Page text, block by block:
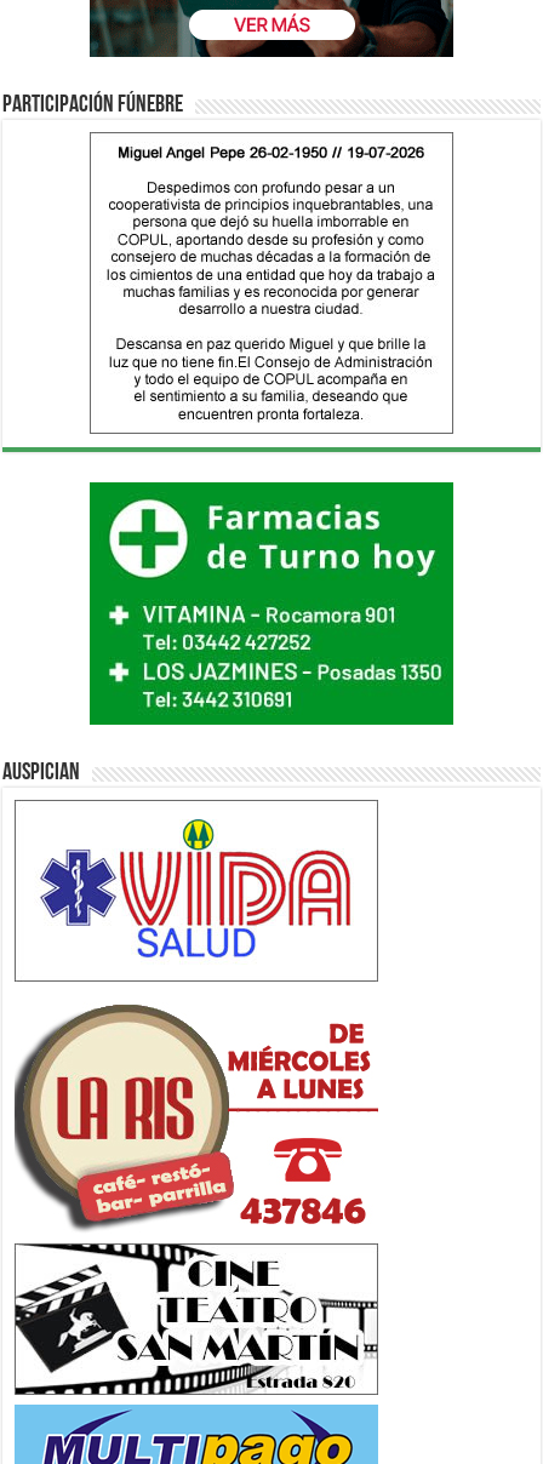
Participación fúnebre
Auspician